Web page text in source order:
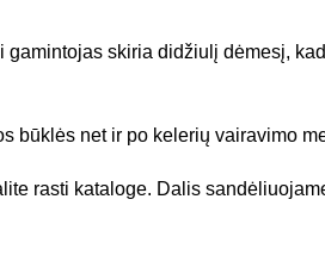
skiria didžiulį dėmesį,
būklės net ir po kelerių vairavimo
rasti kataloge. Dalis